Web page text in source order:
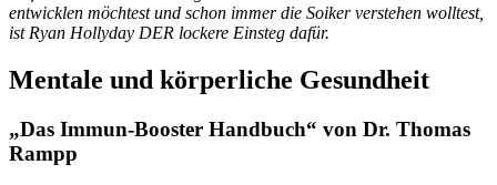
entwicklen möchtest und schon immer die Soiker verstehen wolltest,
ist Ryan Hollyday DER lockere Einsteg dafür.
Mentale und körperliche Gesundheit
„Das Immun-Booster Handbuch“ von Dr. Thomas
Rampp